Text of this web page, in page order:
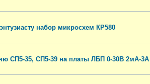
набор микросхем КР580
СП5-35, СП5-39 на платы ЛБП 0-30В 2мА-3А